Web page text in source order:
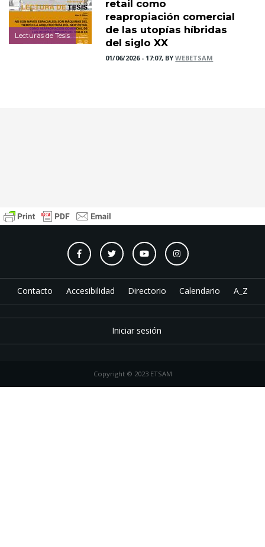
Lecturas de Tesis
retail como
reapropiación comercial
de las utopías híbridas
del siglo XX
01/06/2026 - 17:07, BYWEBETSAM
Contacto Accesibilidad Directorio Calendario A_Z
Iniciar sesión
Copyright © 2023 ETSAM